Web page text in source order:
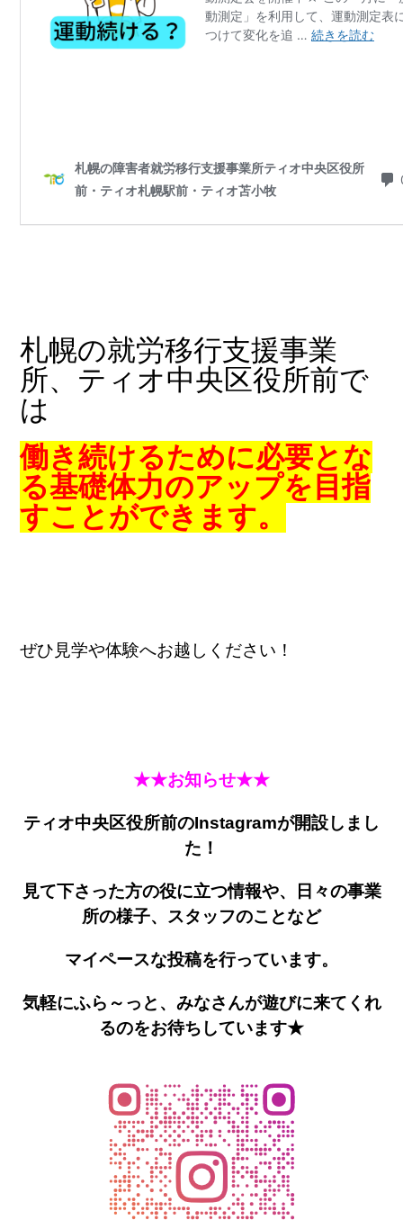
札幌の就労移行支援事業
所、ティオ中央区役所前で
は
働き続けるために必要とな
る基礎体力のアップを目指
すことができます。
ぜひ見学や体験へお越しください！
★★お知らせ★★
ティオ中央区役所前のInstagramが開設しまし
た！
見て下さった方の役に立つ情報や、日々の事業
所の様子、スタッフのことなど
マイペースな投稿を行っています。
気軽にふら～っと、みなさんが遊びに来てくれ
るのをお待ちしています★